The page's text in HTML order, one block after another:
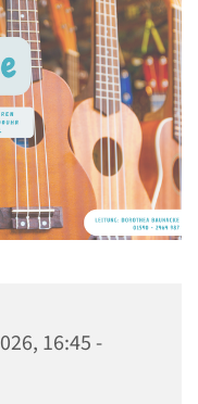
16:45 -